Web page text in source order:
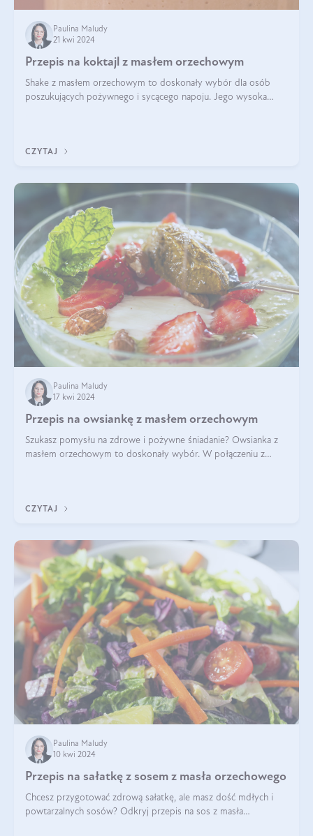
Paulina Maludy
21 kwi 2024
Przepis na koktajl z masłem orzechowym
Shake z masłem orzechowym to doskonały wybór dla osób
poszukujących pożywnego i sycącego napoju. Jego wysoka
CZYTAJ
Paulina Maludy
17 kwi 2024
Przepis na owsiankę z masłem orzechowym
Szukasz pomysłu na zdrowe i pożywne śniadanie? Owsianka z
masłem orzechowym to doskonały wybór. W połączeniu z
CZYTAJ
Paulina Maludy
10 kwi 2024
Przepis na sałatkę z sosem z masła orzechowego
Chcesz przygotować zdrową sałatkę, ale masz dość mdłych i
powtarzalnych sosów? Odkryj przepis na sos z masła